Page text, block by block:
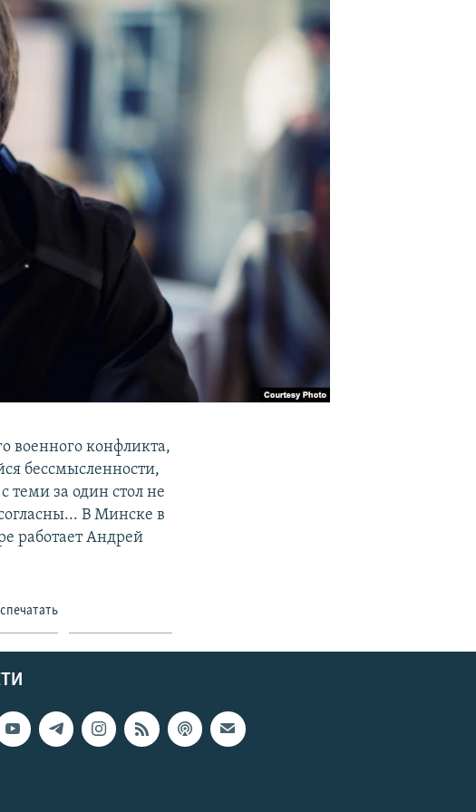
военного конфликта,
бессмысленности,
теми за один стол не
В Минске в
работает Андрей